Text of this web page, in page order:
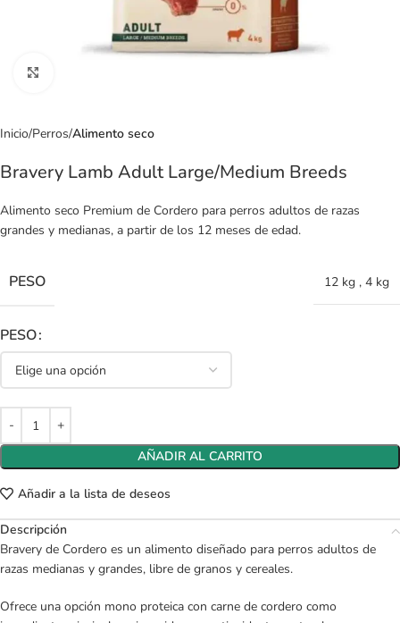
Inicio Perros Alimento seco
Bravery Lamb Adult Large/Medium Breeds
Alimento seco Premium de Cordero para perros adultos de razas
grandes y medianas, a partir de los 12 meses de edad.
PESO 12 kg , 4 kg
PESO
AÑADIR AL CARRITO
Añadir a la lista de deseos
Descripción
Bravery de Cordero es un alimento diseñado para perros adultos de
razas medianas y grandes, libre de granos y cereales.
Ofrece una opción mono proteica con carne de cordero como